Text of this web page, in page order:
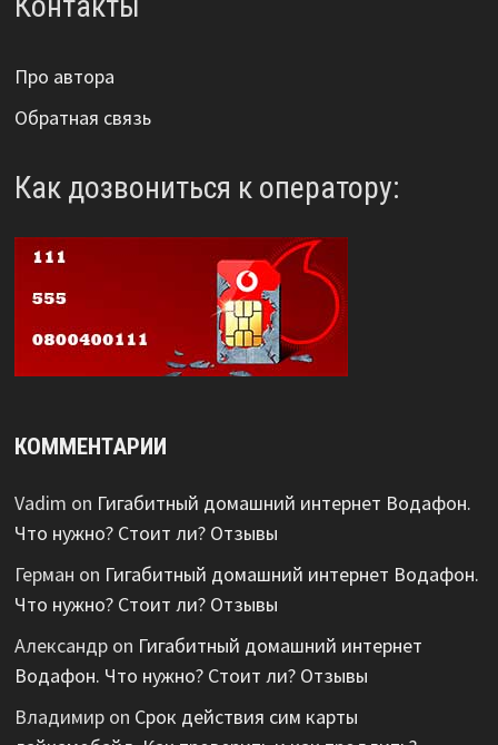
Про автора
Обратная связь
Как дозвониться к оператору:
КОММЕНТАРИИ
Vadim on Гигабитный домашний интернет Водафон.
Что нужно? Стоит ли? Отзывы
Герман on Гигабитный домашний интернет Водафон.
Что нужно? Стоит ли? Отзывы
Александрon Гигабитный домашний интернет
Водафон. Что нужно? Стоит ли? Отзывы
Владимирon Срок действия сим карты